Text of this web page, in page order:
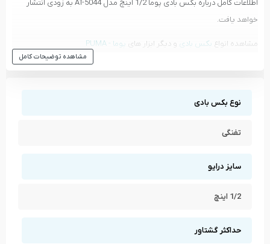
اطلاعات کامل درباره بکس بادی پوما 1/2 اینچ مدل AT-5044 به زودی انتشار
خواهد یافت.
مشاهده انواع بکس بادی و دیگر ابزار های پوما - PUMA
مشاهده توضیحات کامل
نوع بکس بادی
تفنگی
سایز درایو
1/2 اینچ
حداکثر گشتاور